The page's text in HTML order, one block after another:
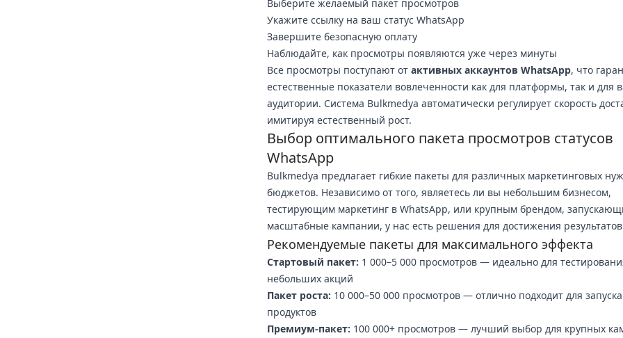
Выберите желаемый пакет просмотров
Укажите ссылку на ваш статус WhatsApp
Завершите безопасную оплату
Наблюдайте, как просмотры появляются уже через минуты
Все просмотры поступают от активных аккаунтов WhatsApp, что
естественные показатели вовлеченности как для платформы, так и для
аудитории. Система Bulkmedya автоматически регулирует скорость
имитируя естественный рост.
Выбор оптимального пакета просмотров статусов
WhatsApp
Bulkmedya предлагает гибкие пакеты для различных маркетинговых
бюджетов. Независимо от того, являетесь ли вы небольшим бизнесом,
тестирующим маркетинг в WhatsApp, или крупным брендом,
масштабные кампании, у нас есть решения для достижения
Рекомендуемые пакеты для максимального эффекта
Стартовый пакет: 1 000–5 000 просмотров — идеально для
небольших акций
Пакет роста: 10 000–50 000 просмотров — отлично подходит для запуска
продуктов
Премиум-пакет: 100 000+ просмотров — лучший выбор для крупных